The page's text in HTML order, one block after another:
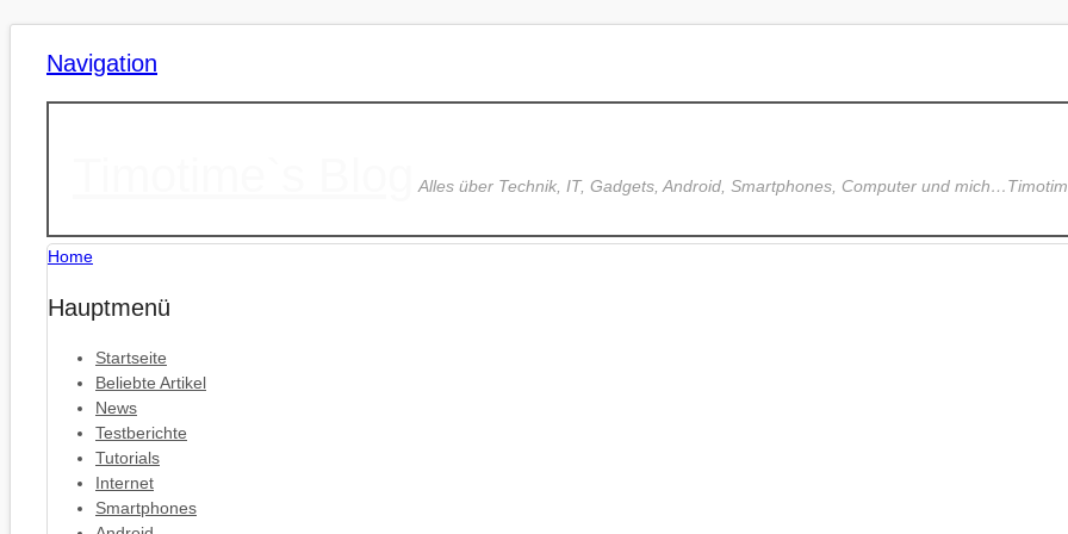
Navigation
Alles über Technik, IT, Gadgets, Android, Smartphones, Computer und
Home
Hauptmenü
Startseite
Beliebte Artikel
News
Testberichte
Tutorials
Internet
Smartphones